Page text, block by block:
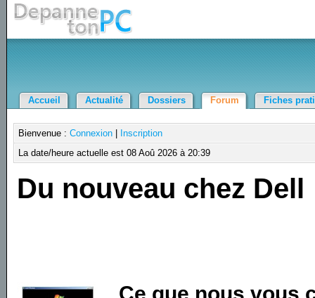
Accueil Actualité Dossiers Forum Fiches
Bienvenue :Connexion
Inscription
La date/heure actuelle est 08 Aoû 2026 à 20:39
Du nouveau chez Dell
Ce que nous vous